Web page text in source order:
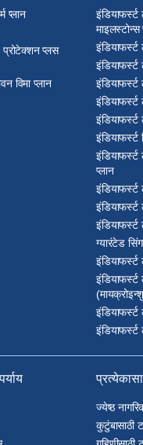
प्लान
प्रोटेक्शन प्लस
विमा प्लान
माइलस्टोन्स
इंडियाफर्स्ट
इंडियाफर्स्ट
प्लान
इंडियाफर्स्ट
ग्यारंटेड
इंडियाफर्स्ट
ज्येष्ठ
कुटुंबासाठी